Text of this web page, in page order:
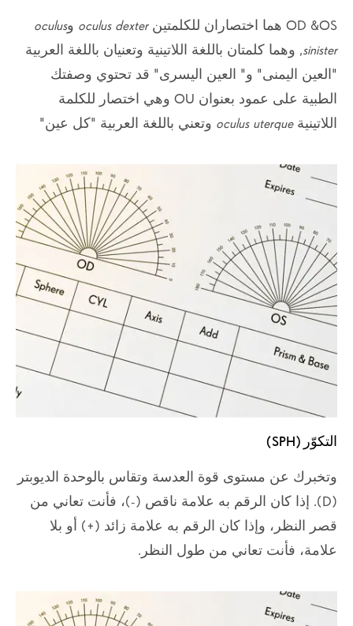
OD &OS هما اختصاران للكلمتين oculus dexter وoculus
sinister, وهما كلمتان باللغة اللاتينية وتعنيان باللغة العربية
"العين اليمنى" و" العين اليسرى" قد تحتوي وصفتك
الطبية على عمود بعنوان OU وهي اختصار للكلمة
اللاتينيةoculus uterque وتعني باللغة العربية "كل عين"
التكوّر (SPH)
وتخبرك عن مستوى قوة العدسة وتقاس بالوحدة الديوبتر
(D). إذا كان الرقم به علامة ناقص (-)، فأنت تعاني من
قصر النظر، وإذا كان الرقم به علامة زائد (+) أو بلا
علامة، فأنت تعاني من طول النظر.